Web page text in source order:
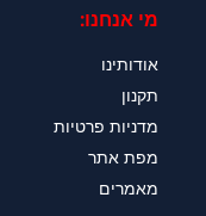
מי אנחנו:
אודותינו
תקנון
מדניות פרטיות
מפת אתר
מאמרים